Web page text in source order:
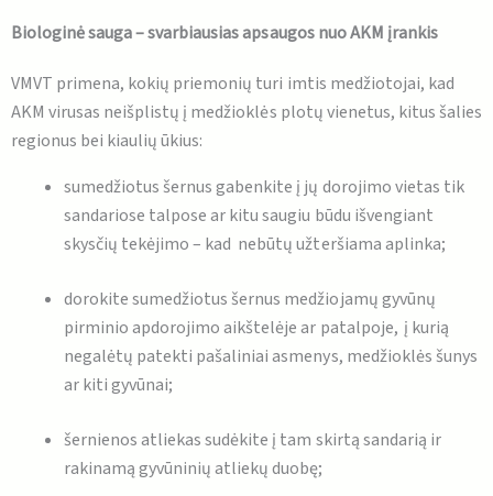
Biologinė sauga – svarbiausias apsaugos nuo AKM įrankis
VMVT primena, kokių priemonių turi imtis medžiotojai, kad
AKM virusas neišplistų į medžioklės plotų vienetus, kitus šalies
regionus bei kiaulių ūkius:
sumedžiotus šernus gabenkite į jų dorojimo vietas tik
sandariose talpose ar kitu saugiu būdu išvengiant
skysčių tekėjimo – kad nebūtų užteršiama aplinka;
dorokite sumedžiotus šernus medžiojamų gyvūnų
pirminio apdorojimo aikštelėje ar patalpoje, į kurią
negalėtų patekti pašaliniai asmenys, medžioklės šunys
ar kiti gyvūnai;
šernienos atliekas sudėkite į tam skirtą sandarią ir
rakinamą gyvūninių atliekų duobę;